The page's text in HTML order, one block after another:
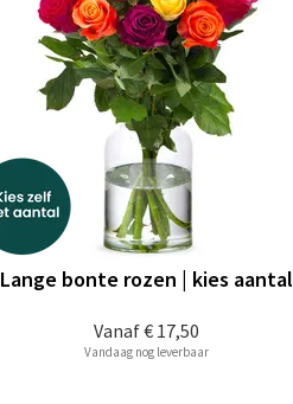
Vanaf€ 17,50
Lange bonte rozen | kies aantal
Vandaag nog leverbaar